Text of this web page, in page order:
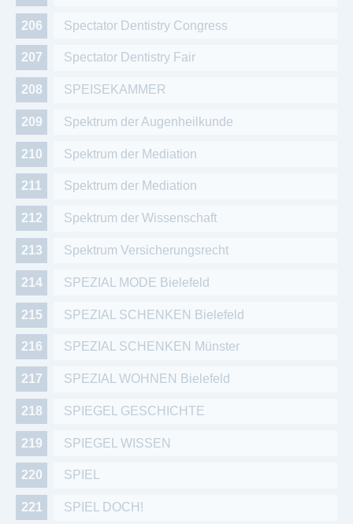
Spectator Dentistry Congress
Spectator Dentistry Fair
SPEISEKAMMER
Spektrum der Augenheilkunde
Spektrum der Mediation
Spektrum der Mediation
Spektrum der Wissenschaft
Spektrum Versicherungsrecht
SPEZIAL MODE Bielefeld
SPEZIAL SCHENKEN Bielefeld
SPEZIAL SCHENKEN Münster
SPEZIAL WOHNEN Bielefeld
SPIEGEL GESCHICHTE
SPIEGEL WISSEN
SPIEL
SPIEL DOCH!